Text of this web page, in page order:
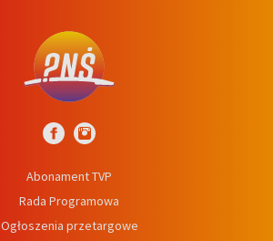
Abonament TVP
Rada Programowa
Ogłoszenia przetargowe